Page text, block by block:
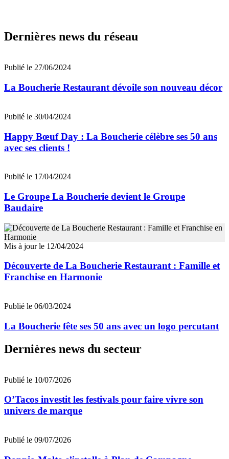
Dernières news du réseau
Publié le 27/06/2024
La Boucherie Restaurant dévoile son nouveau décor
Publié le 30/04/2024
Happy Bœuf Day : La Boucherie célèbre ses 50 ans
avec ses clients !
Publié le 17/04/2024
Le Groupe La Boucherie devient le Groupe
Baudaire
Mis à jour le 12/04/2024
Découverte de La Boucherie Restaurant : Famille et
Franchise en Harmonie
Publié le 06/03/2024
La Boucherie fête ses 50 ans avec un logo percutant
Dernières news du secteur
Publié le 10/07/2026
O’Tacos investit les festivals pour faire vivre son
univers de marque
Publié le 09/07/2026